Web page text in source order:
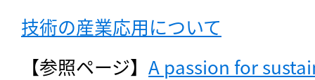
技術の産業応用について
【参照ページ】 A passion for